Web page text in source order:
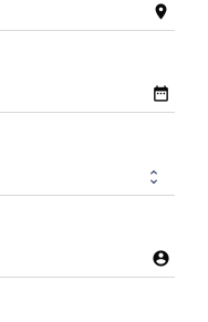
location_on
date_range
account_circle